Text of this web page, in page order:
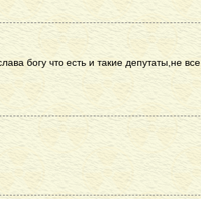
богу что есть и такие депутаты,не все